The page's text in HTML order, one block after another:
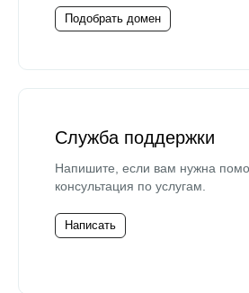
Подобрать домен
Служба поддержки
Напишите, если вам нужна
консультация по услугам.
Написать